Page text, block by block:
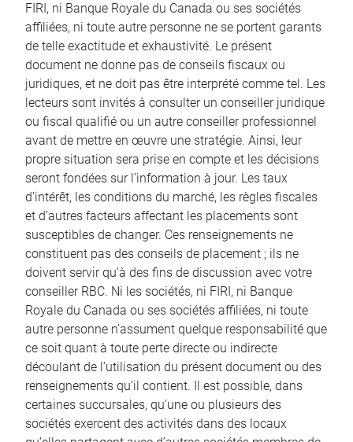
FIRI, ni Banque Royale du Canada ou ses sociétés
affiliées, ni toute autre personne ne se portent garants
de telle exactitude et exhaustivité. Le présent
document ne donne pas de conseils fiscaux ou
juridiques, et ne doit pas être interprété comme tel. Les
lecteurs sont invités à consulter un conseiller juridique
ou fiscal qualifié ou un autre conseiller professionnel
avant de mettre en œuvre une stratégie. Ainsi, leur
propre situation sera prise en compte et les décisions
seront fondées sur l’information à jour. Les taux
d’intérêt, les conditions du marché, les règles fiscales
et d’autres facteurs affectant les placements sont
susceptibles de changer. Ces renseignements ne
constituent pas des conseils de placement ; ils ne
doivent servir qu’à des fins de discussion avec votre
conseiller RBC. Ni les sociétés, ni FIRI, ni Banque
Royale du Canada ou ses sociétés affiliées, ni toute
autre personne n’assument quelque responsabilité que
ce soit quant à toute perte directe ou indirecte
découlant de l’utilisation du présent document ou des
renseignements qu’il contient. Il est possible, dans
certaines succursales, qu’une ou plusieurs des
sociétés exercent des activités dans des locaux